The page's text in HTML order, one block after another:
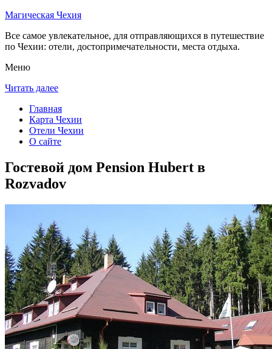
Магическая Чехия
Все самое увлекательное, для отправляющихся в путешествие
по Чехии: отели, достопримечательности, места отдыха.
Меню
Читать далее
Главная
Карта Чехии
Отели Чехии
О сайте
Гостевой дом Pension Hubert в
Rozvadov